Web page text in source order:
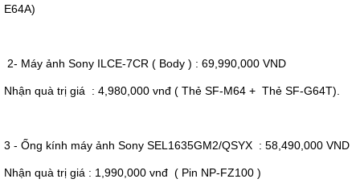
E64A)
2- Máy ảnh Sony ILCE-7CR ( Body ) : 69,990,000 VND
Nhận quà trị giá : 4,980,000 vnđ ( Thẻ SF-M64 + Thẻ SF-G64T).
3 - Ống kính máy ảnh Sony SEL1635GM2/QSYX : 58,490,000 VND
Nhận quà trị giá : 1,990,000 vnđ ( Pin NP-FZ100 )